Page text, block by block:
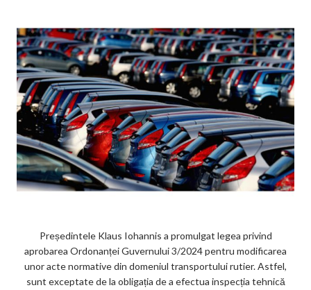
Președintele Klaus Iohannis a promulgat legea privind
aprobarea Ordonanței Guvernului 3/2024 pentru modificarea
unor acte normative din domeniul transportului rutier. Astfel,
sunt exceptate de la obligația de a efectua inspecția tehnică